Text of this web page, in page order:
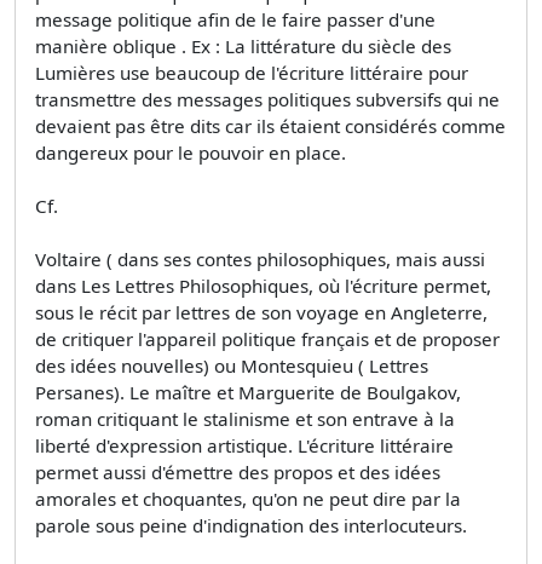
message politique afin de le faire passer d'une
manière oblique . Ex : La littérature du siècle des
Lumières use beaucoup de l'écriture littéraire pour
transmettre des messages politiques subversifs qui ne
devaient pas être dits car ils étaient considérés comme
dangereux pour le pouvoir en place.
Cf.
Voltaire ( dans ses contes philosophiques, mais aussi
dans Les Lettres Philosophiques, où l'écriture permet,
sous le récit par lettres de son voyage en Angleterre,
de critiquer l'appareil politique français et de proposer
des idées nouvelles) ou Montesquieu ( Lettres
Persanes). Le maître et Marguerite de Boulgakov,
roman critiquant le stalinisme et son entrave à la
liberté d'expression artistique. L'écriture littéraire
permet aussi d'émettre des propos et des idées
amorales et choquantes, qu'on ne peut dire par la
parole sous peine d'indignation des interlocuteurs.